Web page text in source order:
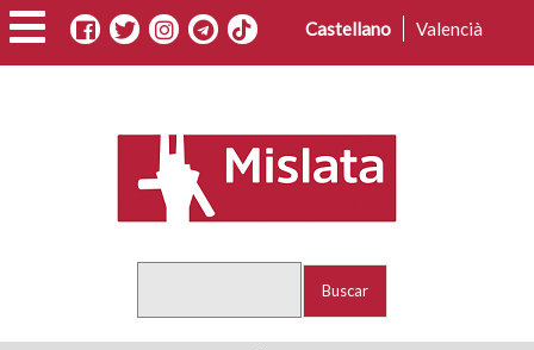
Pasar
al
contenido
Castellano Valencià